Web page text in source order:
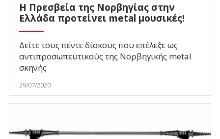
Η Πρεσβεία της Νορβηγίας στην
Ελλάδα προτείνει metal μουσικές!
Δείτε τους πέντε δίσκους που επέλεξε ως
αντιπροσωπευτικούς της Νορβηγικής metal
σκηνής
29/07/2020